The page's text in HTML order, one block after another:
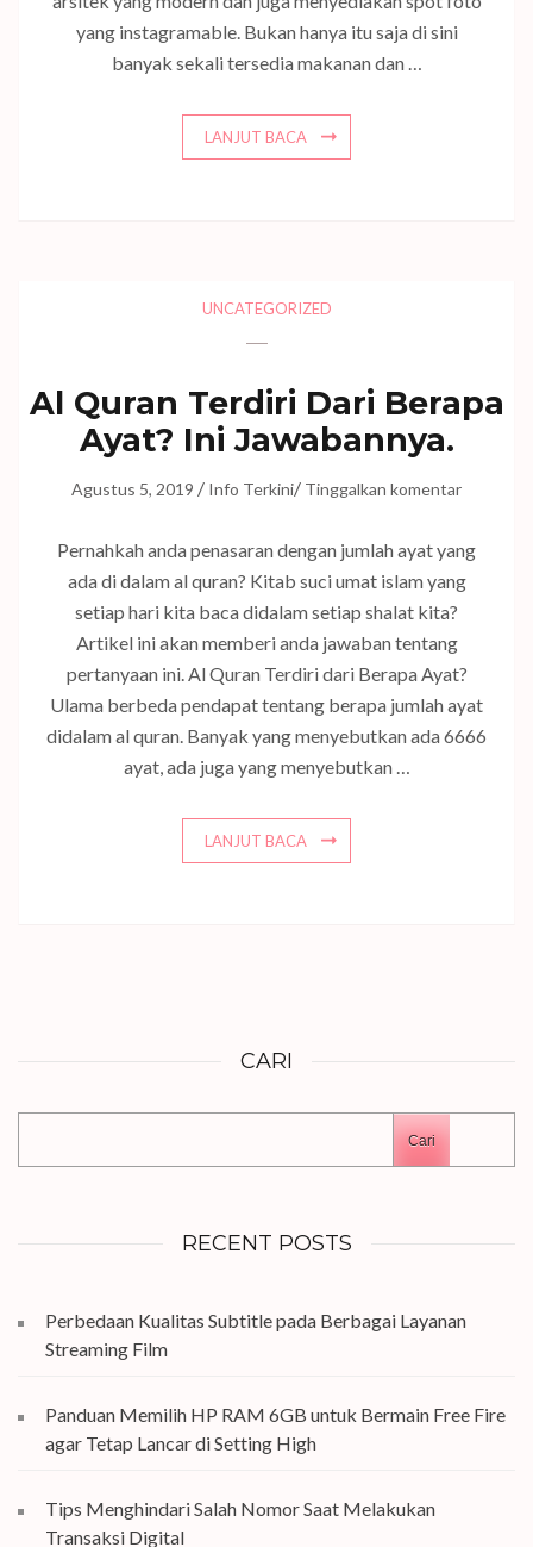
yang instagramable. Bukan hanya itu saja di sini
banyak sekali tersedia makanan dan …
LANJUT BACA
UNCATEGORIZED
Al Quran Terdiri Dari Berapa
Ayat? Ini Jawabannya.
Agustus 5, 2019 / Info Terkini/ Tinggalkan komentar
Pernahkah anda penasaran dengan jumlah ayat yang
ada di dalam al quran? Kitab suci umat islam yang
setiap hari kita baca didalam setiap shalat kita?
Artikel ini akan memberi anda jawaban tentang
pertanyaan ini. Al Quran Terdiri dari Berapa Ayat?
Ulama berbeda pendapat tentang berapa jumlah ayat
didalam al quran. Banyak yang menyebutkan ada 6666
ayat, ada juga yang menyebutkan …
LANJUT BACA
CARI
Cari
RECENT POSTS
Perbedaan Kualitas Subtitle pada Berbagai Layanan
Streaming Film
Panduan Memilih HP RAM 6GB untuk Bermain Free Fire
agar Tetap Lancar di Setting High
Tips Menghindari Salah Nomor Saat Melakukan
Transaksi Digital